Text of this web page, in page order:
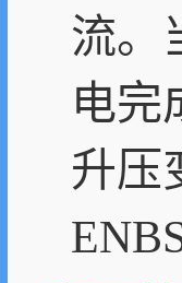
流。
电完
升压